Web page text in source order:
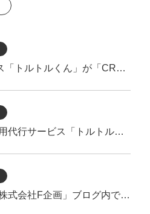
ルトルくん』
動画でカリトルく
キトルくん』
るごと社長』
トライアル』
LP』
築『トリトル』
ュー
弊社の採用代行サービス「トルトルくん」が「CREX」様にて紹介されました
StockSun株式会社の採用代行サービス「トルトルくん」が「株式会社R4」ブログ内で紹介されました。
StockSun株式会社が「株式会社F企画」ブログ内で紹介されました。